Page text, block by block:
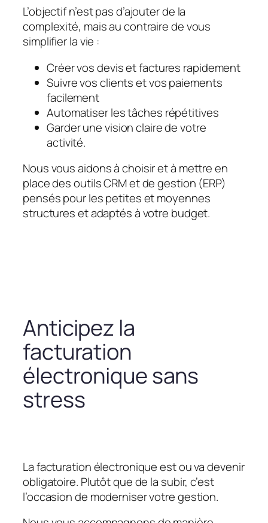
L’objectif n’est pas d’ajouter de la
complexité, mais au contraire de vous
simplifier la vie :
Créer vos devis et factures rapidement
Suivre vos clients et vos paiements
facilement
Automatiser les tâches répétitives
Garder une vision claire de votre
activité.
Nous vous aidons à choisir et à mettre en
place des outils CRM et de gestion (ERP)
pensés pour les petites et moyennes
structures et adaptés à votre budget.
Anticipez la
facturation
électronique sans
stress
La facturation électronique est ou va devenir
obligatoire. Plutôt que de la subir, c’est
l’occasion de moderniser votre gestion.